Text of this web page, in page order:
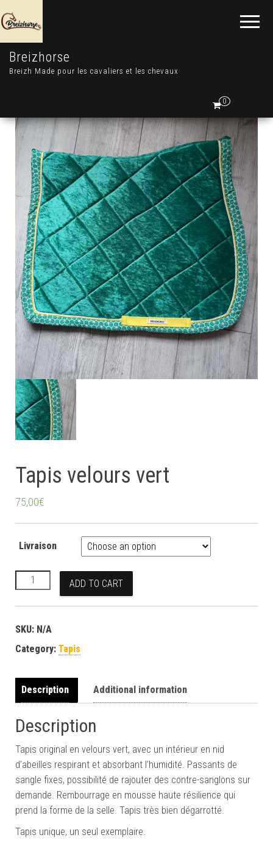
Breizhorse
Breizh Made pour les cavaliers et les chevaux
0
Tapis velours vert
75,00€
Livraison
Tapis velours vert quantity
ADD TO CART
SKU: N/A
Category: Tapis
Description Additional information
Description
Tapis original en velours vert, avec un intérieur en nid
d’abeilles respirant et absorbant l’humidité. Passants de
sangle fixes, possibilité de rajouter des contre-sanglons sur
demande. Rembourrage en mousse haute résilience qui
prend la forme de la selle. Tapis très bien dégarrotté.
Tapis unique, un seul exemplaire.